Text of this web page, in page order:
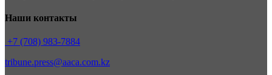
Наши контакты
+7 (708) 983-7884
tribune.press@aaca.com.kz